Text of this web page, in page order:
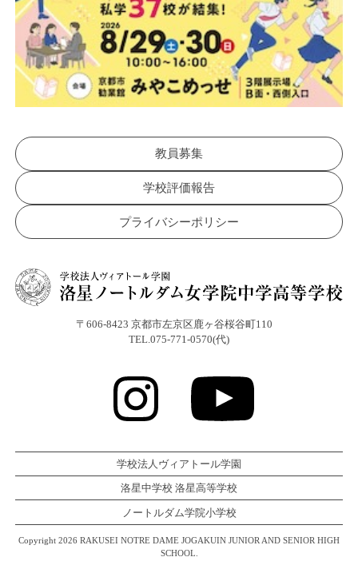
教員募集
学校評価報告
プライバシーポリシー
〒606-8423 京都市左京区鹿ヶ谷桜谷町110
TEL.075-771-0570(代)
学校法人ヴィアトール学園
洛星中学校 洛星高等学校
ノートルダム学院小学校
Copyright 2026 RAKUSEI NOTRE DAME JOGAKUIN JUNIOR AND SENIOR HIGH
SCHOOL.